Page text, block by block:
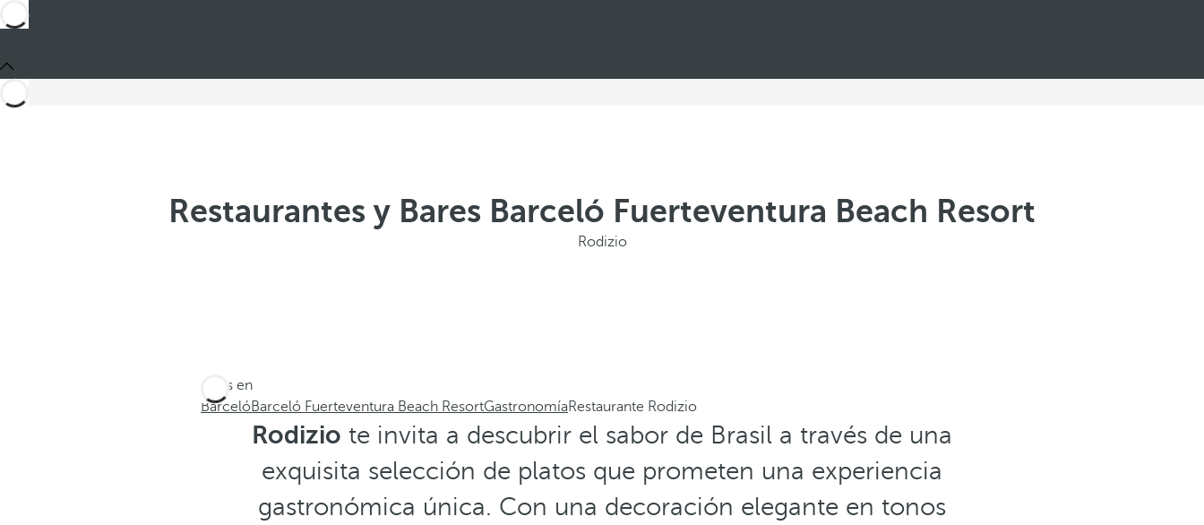
Restaurantes y Bares Barceló Fuerteventura Beach Resort
Rodizio
Estás en
BarcelóBarceló Fuerteventura Beach ResortGastronomíaRestaurante Rodizio
Rodizio te invita a descubrir el sabor de Brasil a través de una
exquisita selección de platos que prometen una experiencia
gastronómica única. Con una decoración elegante en tonos